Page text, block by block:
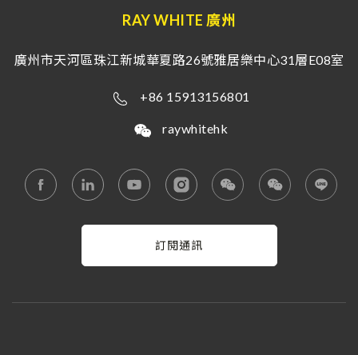
RAY WHITE 廣州
廣州市天河區珠江新城華夏路26號雅居樂中心31層E08室
+86 15913156801
raywhitehk
訂閱通訊